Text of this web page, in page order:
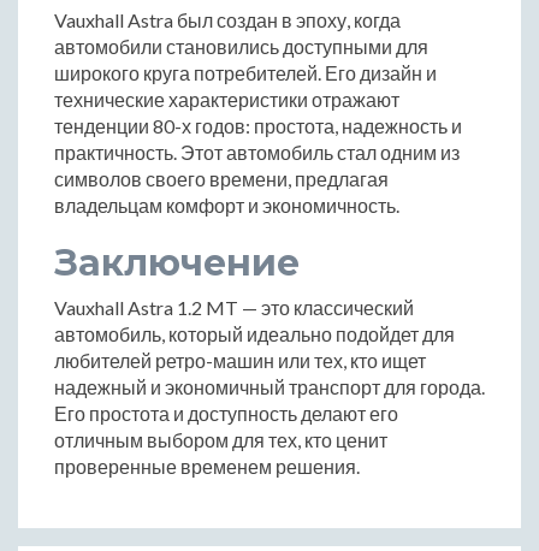
Vauxhall Astra был создан в эпоху, когда
автомобили становились доступными для
широкого круга потребителей. Его дизайн и
технические характеристики отражают
тенденции 80-х годов: простота, надежность и
практичность. Этот автомобиль стал одним из
символов своего времени, предлагая
владельцам комфорт и экономичность.
Заключение
Vauxhall Astra 1.2 MT — это классический
автомобиль, который идеально подойдет для
любителей ретро-машин или тех, кто ищет
надежный и экономичный транспорт для города.
Его простота и доступность делают его
отличным выбором для тех, кто ценит
проверенные временем решения.